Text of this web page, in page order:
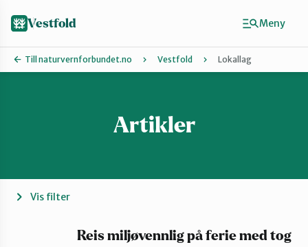
Holmestrand
Horten
Larvik
Vestfold
Till naturvernforbundet.no Vestfold Lokallag
Artikler
Vis filter
Reis miljøvennlig på ferie med tog